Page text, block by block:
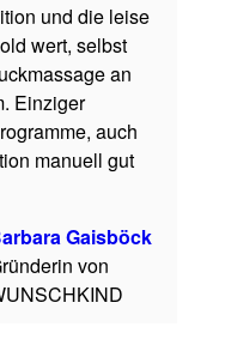
und die leise
wert, selbst
an
Einziger
auch
manuell gut
Gaisböck
von